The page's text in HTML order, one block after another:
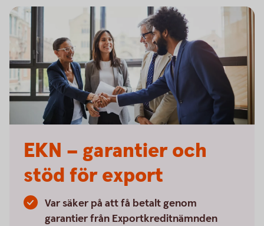
EKN – garantier och
stöd för export
Var säker på att få betalt genom
garantier från Exportkreditnämnden